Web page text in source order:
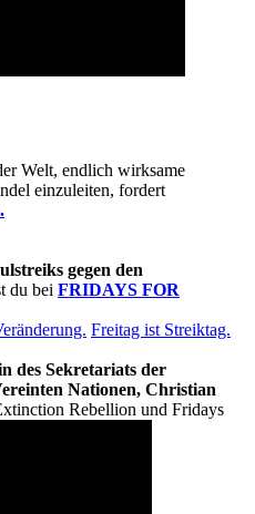
Welt, endlich wirksame
einzuleiten, fordert
gegen den
du bei FRIDAYS FOR
Freitag ist Streiktag.
des Sekretariats der
Nationen, Christian
Rebellion und Fridays